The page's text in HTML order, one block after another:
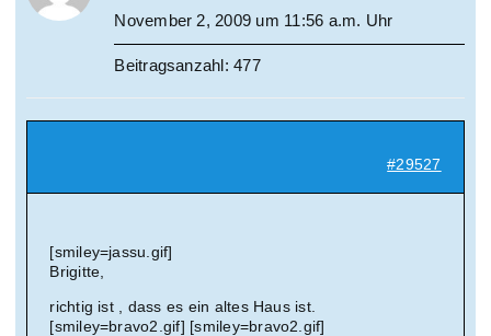
November 2, 2009 um 11:56 a.m. Uhr
Beitragsanzahl: 477
#29527
[smiley=jassu.gif]
Brigitte,
richtig ist , dass es ein altes Haus ist.
[smiley=bravo2.gif] [smiley=bravo2.gif]